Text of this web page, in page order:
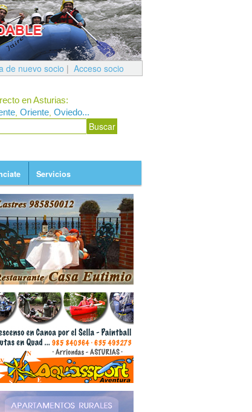
Acceso socio
de nuevo socio |
en Asturias:
, Oriente, Oviedo...
Servicios